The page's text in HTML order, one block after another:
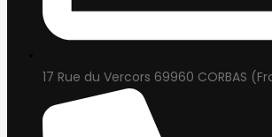
17 Rue du Vercors 69960 CORBAS